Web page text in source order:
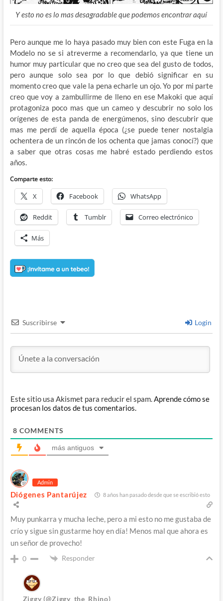
Y esto no es lo mas desagradable que podemos encontrar aquí
Pero aunque me lo haya pasado muy bien con este Fuga en la
Modelo no se si atreverme a recomendarlo, ya que tiene un
humor muy particular que no creo que sea del gusto de todos,
pero aunque solo sea por lo que debió significar en su
momento creo que vale la pena echarle un ojo. Yo por mi parte
creo que voy a zambullirme de lleno en ese Makoki que aquí
protagoniza poco mas que un cameo y descubrir no solo los
orígenes de esta panda de energúmenos, sino descubrir que
mas me perdí de aquella época (¿se puede tener nostalgia
ochentera de un rincón de los ochenta que jamas conocí?) que
a saber que otras cosas me habré estado perdiendo estos
años.
Comparte esto:
X Facebook WhatsApp
Reddit Tumblr Correo electrónico
Más
Suscribirse Login
Este sitio usa Akismet para reducir el spam. Aprende cómo se
procesan los datos de tus comentarios.
8 COMMENTS
más antiguos
Admin
Diógenes Pantarújez 8 años han pasado desde que se escribió esto
Muy punkarra y mucha leche, pero a mi esto no me gustaba de
crío y sigue sin gustarme hoy en día! Menos mal que ahora es
un señor de provecho!
0 Responder
Ziggy (@Ziggy_the_Rhino)